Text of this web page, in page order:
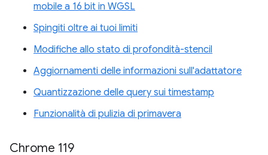
mobile a 16 bit in WGSL
Spingiti oltre ai tuoi limiti
Modifiche allo stato di profondità-stencil
Aggiornamenti delle informazioni sull'adattatore
Quantizzazione delle query sui timestamp
Funzionalità di pulizia di primavera
Chrome 119